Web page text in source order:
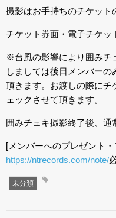
撮影はお手持ちのチケット
チケット券面・電子チケッ
※台風の影響により囲みチ
しましては後日メンバー
頂きます。お渡しの際にチ
ェックさせて頂きます。
囲みチェキ撮影終了後、通
[メンバーへのプレゼント
https://ntrecords.com/note/
未分類